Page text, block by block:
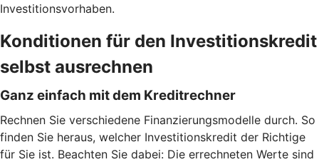
Investitionsvorhaben.
Konditionen für den Investitionskredit
selbst ausrechnen
Ganz einfach mit dem Kreditrechner
Rechnen Sie verschiedene Finanzierungsmodelle durch. So
finden Sie heraus, welcher Investitionskredit der Richtige
für Sie ist. Beachten Sie dabei: Die errechneten Werte sind